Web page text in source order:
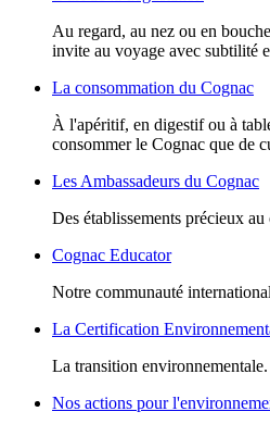
Au regard, au nez ou en
invite au voyage avec subtilité
La consommation du Cognac
À l'apéritif, en digestif ou à
consommer le Cognac que de
Les Ambassadeurs du Cognac
Des établissements précieux
Cognac Educator
Notre communauté
La Certification
La transition environnementale.
Nos actions pour